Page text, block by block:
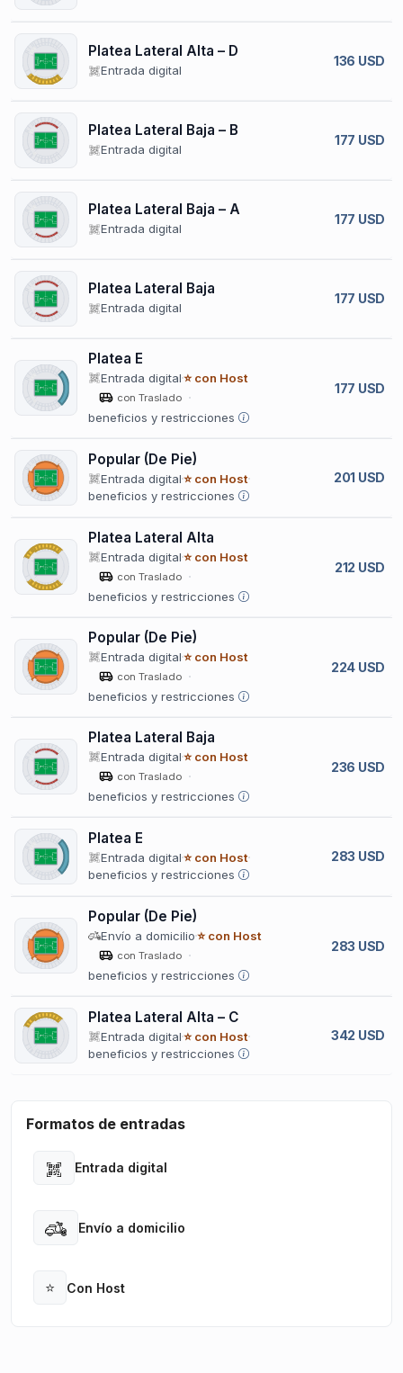
Platea Lateral Alta – D
Entrada digital
136 USD
Platea Lateral Baja – B
Entrada digital
177 USD
Platea Lateral Baja – A
Entrada digital
177 USD
Platea Lateral Baja
Entrada digital
177 USD
Platea E
Entrada digital⭐ con Host
con Traslado
beneficios y restricciones
177 USD
Popular (De Pie)
Entrada digital⭐ con Host
beneficios y restricciones
201 USD
Platea Lateral Alta
Entrada digital⭐ con Host
con Traslado
beneficios y restricciones
212 USD
Popular (De Pie)
Entrada digital⭐ con Host
con Traslado
beneficios y restricciones
224 USD
Platea Lateral Baja
Entrada digital⭐ con Host
con Traslado
beneficios y restricciones
236 USD
Platea E
Entrada digital⭐ con Host
beneficios y restricciones
283 USD
Popular (De Pie)
Envío a domicilio⭐ con Host
con Traslado
beneficios y restricciones
283 USD
Platea Lateral Alta – C
Entrada digital⭐ con Host
beneficios y restricciones
342 USD
Formatos de entradas
Entrada digital
Open
Envío a domicilio
Open
⭐ Con Host
Open